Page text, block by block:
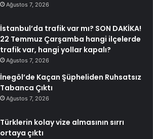
Ağustos 7, 2026
İstanbul’da trafik var mı? SON DAKİKA!
22 Temmuz Çarşamba hangi ilçelerde
trafik var, hangi yollar kapalı?
Ağustos 7, 2026
İnegöl’de Kaçan Şüpheliden Ruhsatsız
Tabanca Çıktı
Ağustos 7, 2026
Türklerin kolay vize almasının sırrı
ortaya çıktı